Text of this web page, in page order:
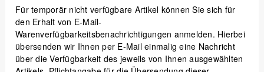
Für temporär nicht verfügbare Artikel können Sie sich für
den Erhalt von E-Mail-
Warenverfügbarkeitsbenachrichtigungen anmelden. Hierbei
übersenden wir Ihnen per E-Mail einmalig eine Nachricht
über die Verfügbarkeit des jeweils von Ihnen ausgewählten